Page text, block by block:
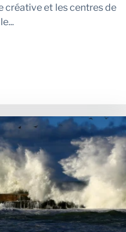
créative et les centres de